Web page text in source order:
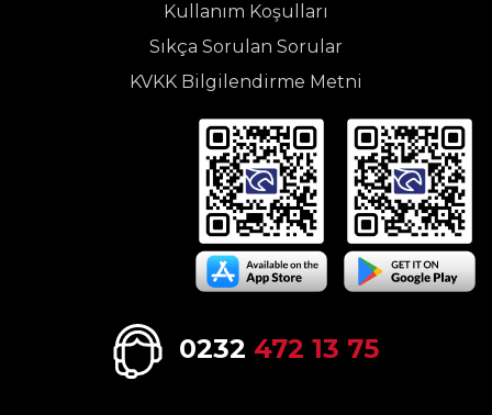
Kullanım Koşulları
Sıkça Sorulan Sorular
KVKK Bilgilendirme Metni
0232 472 13 75